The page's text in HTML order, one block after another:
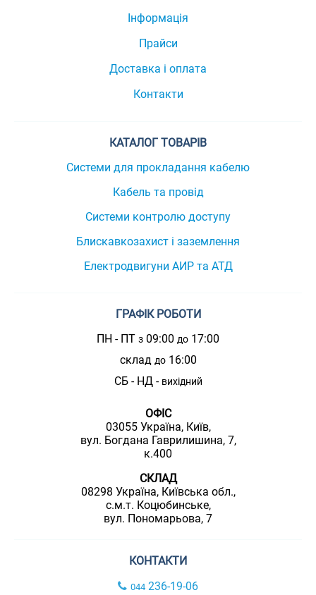
Інформація
Прайси
Доставка і оплата
Контакти
КАТАЛОГ ТОВАРІВ
Системи для прокладання кабелю
Кабель та провід
Системи контролю доступу
Блискавкозахист і заземлення
Електродвигуни АИР та АТД
ГРАФІК РОБОТИ
ПН - ПТ з 09:00 до 17:00
склад до16:00
СБ - НД - вихідний
ОФІС
03055 Україна, Київ,
вул. Богдана Гаврилишина, 7,
к.400
СКЛАД
08298 Україна, Київська обл.,
с.м.т. Коцюбинське,
вул. Пономарьова, 7
КОНТАКТИ
044 236-19-06